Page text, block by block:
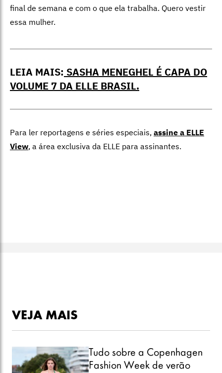
final de semana e com o que ela trabalha. Quero vestir
essa mulher.
LEIA MAIS: SASHA MENEGHEL É CAPA DO
VOLUME 7 DA ELLE BRASIL.
Para ler reportagens e séries especiais, assine a ELLE
View, a área exclusiva da ELLE para assinantes.
VEJA MAIS
Tudo sobre a Copenhagen
Fashion Week de verão